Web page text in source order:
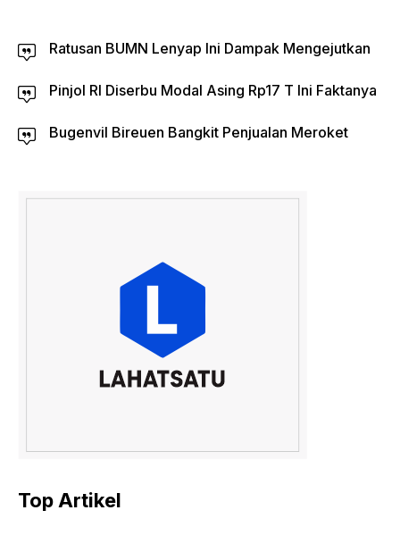
Ratusan BUMN Lenyap Ini Dampak Mengejutkan
Pinjol RI Diserbu Modal Asing Rp17 T Ini Faktanya
Bugenvil Bireuen Bangkit Penjualan Meroket
Top Artikel